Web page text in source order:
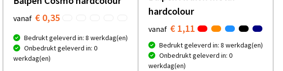
vanaf € 0,35
Bedrukt geleverd in: 8 werkdag(en)
Onbedrukt geleverd in: 0
werkdag(en)
hardcolour
vanaf € 1,11
Bedrukt geleverd in: 8 werkdag(en)
Onbedrukt geleverd in: 0
werkdag(en)